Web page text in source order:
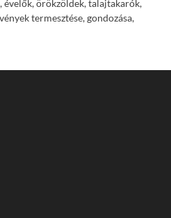
örökzöldek, talajtakarók,
termesztése, gondozása,